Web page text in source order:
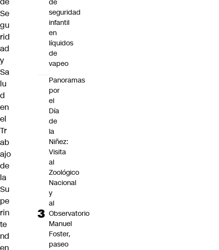
Se
gu
rid
ad
y
Sa
lu
d
en
el
Tr
ab
ajo
de
la
Su
pe
rin
te
nd
de
seguridad
infantil
en
líquidos
de
vapeo
Panoramas
por
el
Día
de
la
Niñez:
Visita
al
Zoológico
Nacional
y
al
Observatorio
Manuel
Foster,
paseo